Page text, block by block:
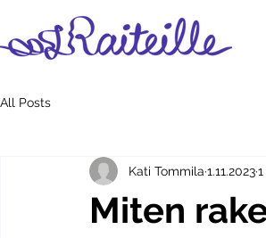
All Posts
Miten
Kati Tommila 1.11.2023